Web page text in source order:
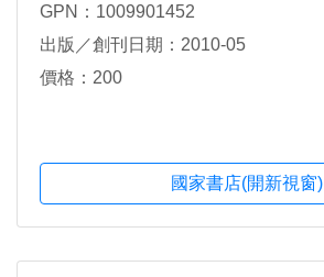
GPN：1009901452
出版／創刊日期：2010-05
價格：200
國家書店(開新視窗)